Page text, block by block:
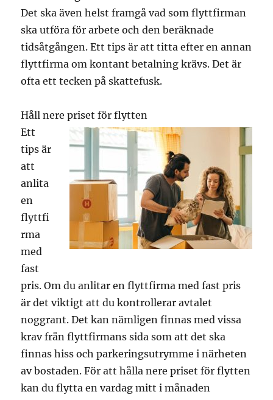
Det ska även helst framgå vad som flyttfirman
ska utföra för arbete och den beräknade
tidsåtgången. Ett tips är att titta efter en annan
flyttfirma om kontant betalning krävs. Det är
ofta ett tecken på skattefusk.
Håll nere priset för flytten
Ett
tips är
att
anlita
en
flyttfi
rma
med
fast
pris. Om du anlitar en flyttfirma med fast pris
är det viktigt att du kontrollerar avtalet
noggrant. Det kan nämligen finnas med vissa
krav från flyttfirmans sida som att det ska
finnas hiss och parkeringsutrymme i närheten
av bostaden. För att hålla nere priset för flytten
kan du flytta en vardag mitt i månaden